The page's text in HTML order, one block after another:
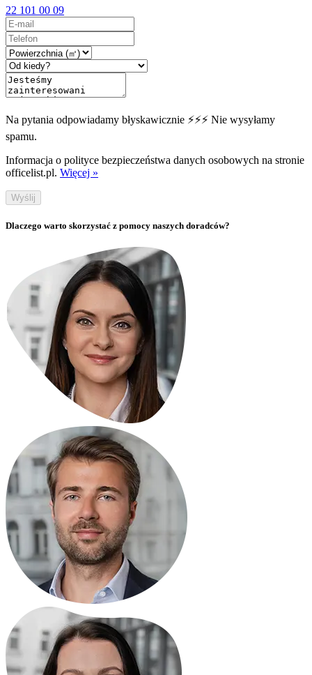
22 101 00 09
Na pytania odpowiadamy błyskawicznie ⚡⚡⚡ Nie wysyłamy
spamu.
Informacja o polityce bezpieczeństwa danych osobowych na stronie
officelist.pl. Więcej »
Wyślij
Dlaczego warto skorzystać z pomocy naszych doradców?